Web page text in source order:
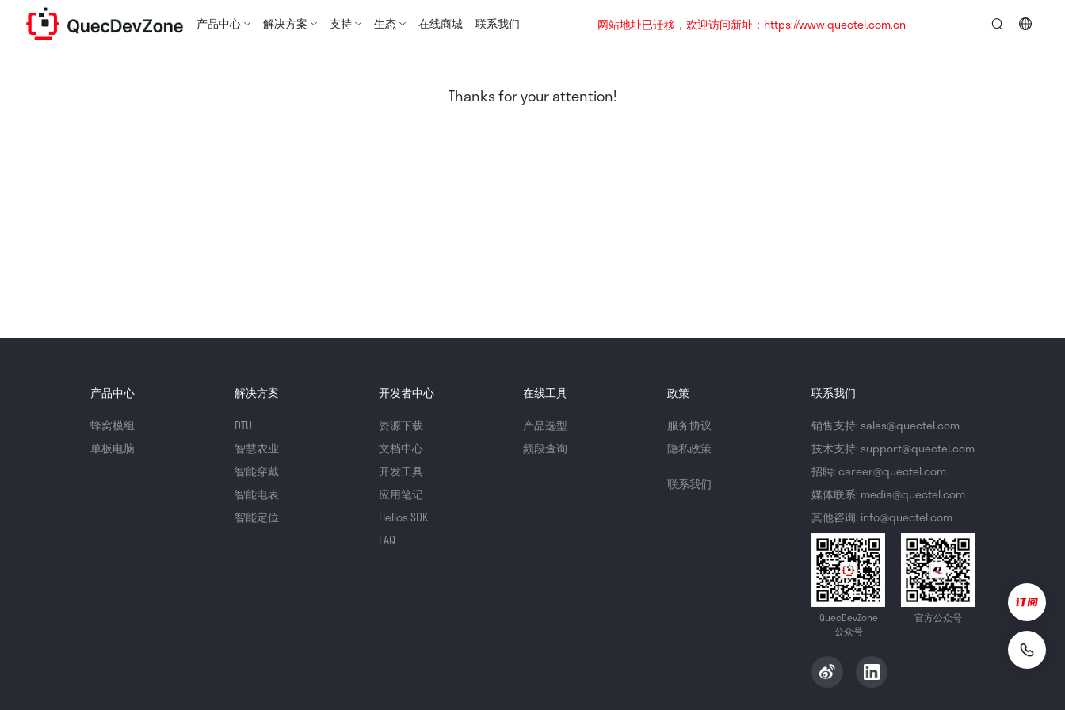
产品中心 解决方案 支持 生态 在线商城 联系我们
网站地址已迁移，欢迎访问新址：https://www.quectel.com.cn
Thanks for your attention!
产品中心
蜂窝模组
单板电脑
解决方案
DTU
智慧农业
智能穿戴
智能电表
智能定位
开发者中心
资源下载
文档中心
开发工具
应用笔记
Helios SDK
FAQ
在线工具
产品选型
频段查询
政策
服务协议
隐私政策
联系我们
联系我们
销售支持: sales@quectel.com
技术支持: support@quectel.com
招聘: career@quectel.com
媒体联系: media@quectel.com
其他咨询: info@quectel.com
QuecDevZone
公众号
官方公众号